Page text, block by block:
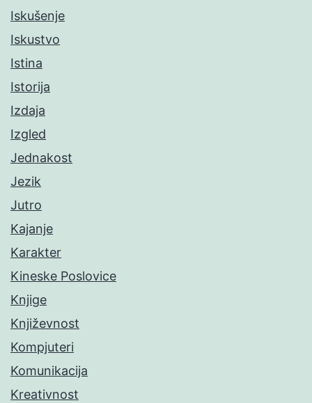
Iskušenje
Iskustvo
Istina
Istorija
Izdaja
Izgled
Jednakost
Jezik
Jutro
Kajanje
Karakter
Kineske Poslovice
Knjige
Književnost
Kompjuteri
Komunikacija
Kreativnost